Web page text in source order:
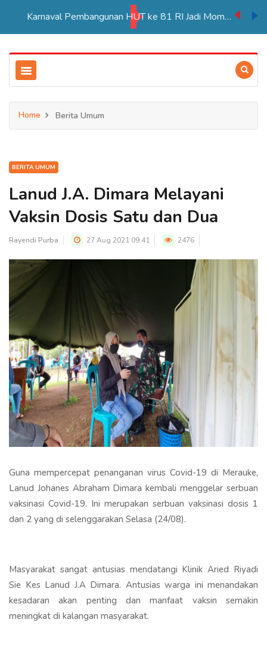
Karnaval Pembangunan HUT ke 81 RI Jadi Momentum Perkuat Persatuan di Merauke
Home Berita Umum
BERITA UMUM
Lanud J.A. Dimara Melayani
Vaksin Dosis Satu dan Dua
Rayendi Purba 27 Aug 2021 09:41 2476
Guna mempercepat penanganan virus Covid-19 di Merauke,
Lanud Johanes Abraham Dimara kembali menggelar serbuan
vaksinasi Covid-19. Ini merupakan serbuan vaksinasi dosis 1
dan 2 yang di selenggarakan Selasa (24/08).
Masyarakat sangat antusias mendatangi Klinik Aried Riyadi
Sie Kes Lanud J.A Dimara. Antusias warga ini menandakan
kesadaran akan penting dan manfaat vaksin semakin
meningkat di kalangan masyarakat.